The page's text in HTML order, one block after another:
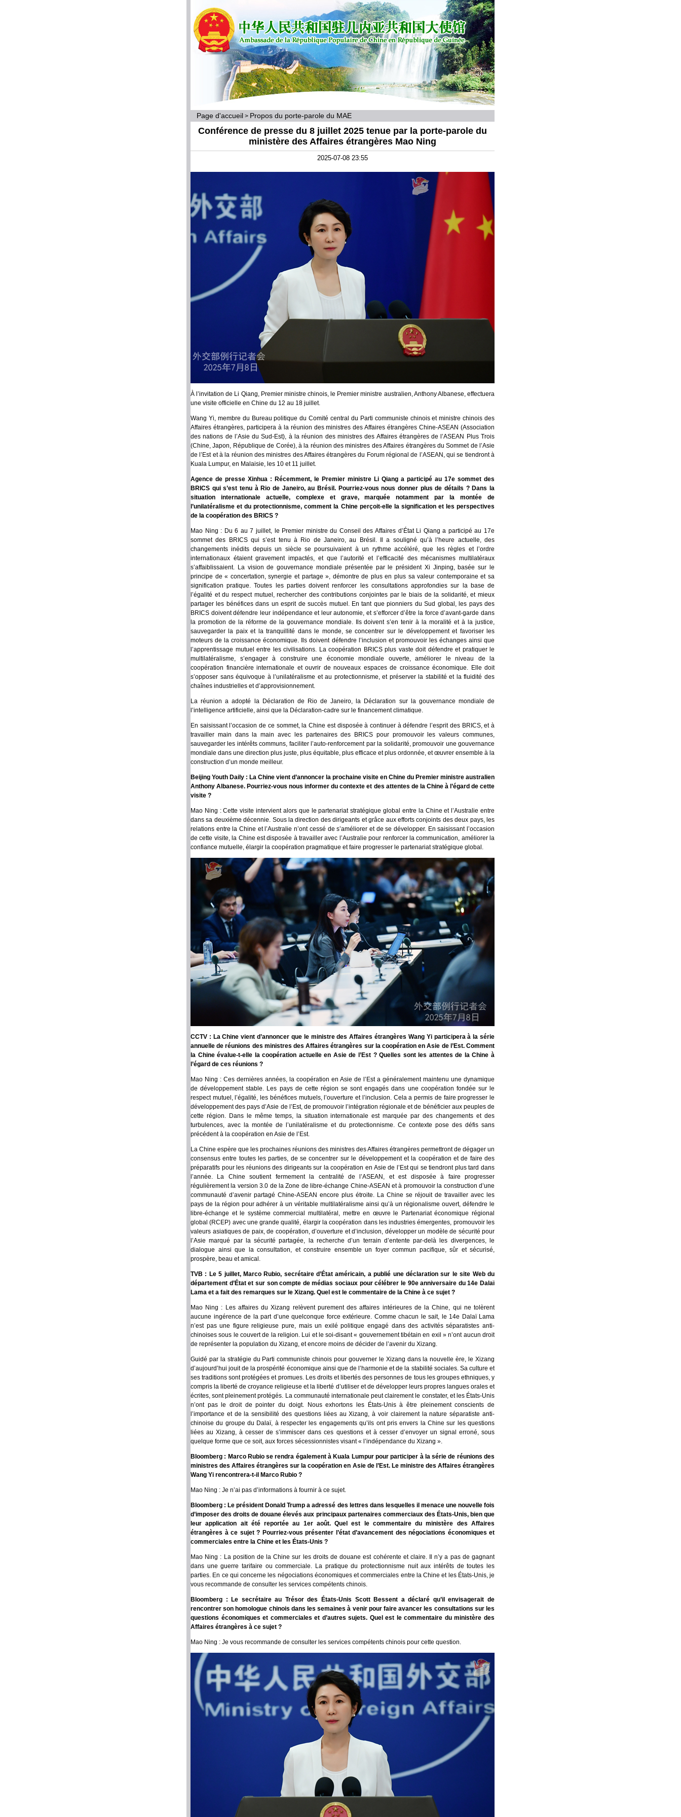
Page d'accueil > Propos du porte-parole du MAE
Conférence de presse du 8 juillet 2025 tenue par la porte-parole du
ministère des Affaires étrangères Mao Ning
2025-07-08 23:55
À l’invitation de Li Qiang, Premier ministre chinois, le Premier ministre australien, Anthony Albanese, effectuera
une visite officielle en Chine du 12 au 18 juillet.
Wang Yi, membre du Bureau politique du Comité central du Parti communiste chinois et ministre chinois des
Affaires étrangères, participera à la réunion des ministres des Affaires étrangères Chine-ASEAN (Association
des nations de l’Asie du Sud-Est), à la réunion des ministres des Affaires étrangères de l’ASEAN Plus Trois
(Chine, Japon, République de Corée), à la réunion des ministres des Affaires étrangères du Sommet de l’Asie
de l’Est et à la réunion des ministres des Affaires étrangères du Forum régional de l’ASEAN, qui se tiendront à
Kuala Lumpur, en Malaisie, les 10 et 11 juillet.
Agence de presse Xinhua : Récemment, le Premier ministre Li Qiang a participé au 17e sommet des
BRICS qui s’est tenu à Rio de Janeiro, au Brésil. Pourriez-vous nous donner plus de détails ? Dans la
situation internationale actuelle, complexe et grave, marquée notamment par la montée de
l’unilatéralisme et du protectionnisme, comment la Chine perçoit-elle la signification et les perspectives
de la coopération des BRICS ?
Mao Ning : Du 6 au 7 juillet, le Premier ministre du Conseil des Affaires d’État Li Qiang a participé au 17e
sommet des BRICS qui s’est tenu à Rio de Janeiro, au Brésil. Il a souligné qu’à l’heure actuelle, des
changements inédits depuis un siècle se poursuivaient à un rythme accéléré, que les règles et l’ordre
internationaux étaient gravement impactés, et que l’autorité et l’efficacité des mécanismes multilatéraux
s’affaiblissaient. La vision de gouvernance mondiale présentée par le président Xi Jinping, basée sur le
principe de « concertation, synergie et partage », démontre de plus en plus sa valeur contemporaine et sa
signification pratique. Toutes les parties doivent renforcer les consultations approfondies sur la base de
l’égalité et du respect mutuel, rechercher des contributions conjointes par le biais de la solidarité, et mieux
partager les bénéfices dans un esprit de succès mutuel. En tant que pionniers du Sud global, les pays des
BRICS doivent défendre leur indépendance et leur autonomie, et s’efforcer d’être la force d’avant-garde dans
la promotion de la réforme de la gouvernance mondiale. Ils doivent s’en tenir à la moralité et à la justice,
sauvegarder la paix et la tranquillité dans le monde, se concentrer sur le développement et favoriser les
moteurs de la croissance économique. Ils doivent défendre l’inclusion et promouvoir les échanges ainsi que
l’apprentissage mutuel entre les civilisations. La coopération BRICS plus vaste doit défendre et pratiquer le
multilatéralisme, s’engager à construire une économie mondiale ouverte, améliorer le niveau de la
coopération financière internationale et ouvrir de nouveaux espaces de croissance économique. Elle doit
s’opposer sans équivoque à l’unilatéralisme et au protectionnisme, et préserver la stabilité et la fluidité des
chaînes industrielles et d’approvisionnement.
La réunion a adopté la Déclaration de Rio de Janeiro, la Déclaration sur la gouvernance mondiale de
l’intelligence artificielle, ainsi que la Déclaration-cadre sur le financement climatique.
En saisissant l’occasion de ce sommet, la Chine est disposée à continuer à défendre l’esprit des BRICS, et à
travailler main dans la main avec les partenaires des BRICS pour promouvoir les valeurs communes,
sauvegarder les intérêts communs, faciliter l’auto-renforcement par la solidarité, promouvoir une gouvernance
mondiale dans une direction plus juste, plus équitable, plus efficace et plus ordonnée, et œuvrer ensemble à la
construction d’un monde meilleur.
Beijing Youth Daily : La Chine vient d’annoncer la prochaine visite en Chine du Premier ministre australien
Anthony Albanese. Pourriez-vous nous informer du contexte et des attentes de la Chine à l’égard de cette
visite ?
Mao Ning : Cette visite intervient alors que le partenariat stratégique global entre la Chine et l’Australie entre
dans sa deuxième décennie. Sous la direction des dirigeants et grâce aux efforts conjoints des deux pays, les
relations entre la Chine et l’Australie n’ont cessé de s’améliorer et de se développer. En saisissant l’occasion
de cette visite, la Chine est disposée à travailler avec l’Australie pour renforcer la communication, améliorer la
confiance mutuelle, élargir la coopération pragmatique et faire progresser le partenariat stratégique global.
CCTV : La Chine vient d’annoncer que le ministre des Affaires étrangères Wang Yi participera à la série
annuelle de réunions des ministres des Affaires étrangères sur la coopération en Asie de l’Est. Comment
la Chine évalue-t-elle la coopération actuelle en Asie de l’Est ? Quelles sont les attentes de la Chine à
l’égard de ces réunions ?
Mao Ning : Ces dernières années, la coopération en Asie de l’Est a généralement maintenu une dynamique
de développement stable. Les pays de cette région se sont engagés dans une coopération fondée sur le
respect mutuel, l’égalité, les bénéfices mutuels, l’ouverture et l’inclusion. Cela a permis de faire progresser le
développement des pays d’Asie de l’Est, de promouvoir l’intégration régionale et de bénéficier aux peuples de
cette région. Dans le même temps, la situation internationale est marquée par des changements et des
turbulences, avec la montée de l’unilatéralisme et du protectionnisme. Ce contexte pose des défis sans
précédent à la coopération en Asie de l’Est.
La Chine espère que les prochaines réunions des ministres des Affaires étrangères permettront de dégager un
consensus entre toutes les parties, de se concentrer sur le développement et la coopération et de faire des
préparatifs pour les réunions des dirigeants sur la coopération en Asie de l’Est qui se tiendront plus tard dans
l’année. La Chine soutient fermement la centralité de l’ASEAN, et est disposée à faire progresser
régulièrement la version 3.0 de la Zone de libre-échange Chine-ASEAN et à promouvoir la construction d’une
communauté d’avenir partagé Chine-ASEAN encore plus étroite. La Chine se réjouit de travailler avec les
pays de la région pour adhérer à un véritable multilatéralisme ainsi qu’à un régionalisme ouvert, défendre le
libre-échange et le système commercial multilatéral, mettre en œuvre le Partenariat économique régional
global (RCEP) avec une grande qualité, élargir la coopération dans les industries émergentes, promouvoir les
valeurs asiatiques de paix, de coopération, d’ouverture et d’inclusion, développer un modèle de sécurité pour
l’Asie marqué par la sécurité partagée, la recherche d’un terrain d’entente par-delà les divergences, le
dialogue ainsi que la consultation, et construire ensemble un foyer commun pacifique, sûr et sécurisé,
prospère, beau et amical.
TVB : Le 5 juillet, Marco Rubio, secrétaire d’État américain, a publié une déclaration sur le site Web du
département d’État et sur son compte de médias sociaux pour célébrer le 90e anniversaire du 14e Dalaï
Lama et a fait des remarques sur le Xizang. Quel est le commentaire de la Chine à ce sujet ?
Mao Ning : Les affaires du Xizang relèvent purement des affaires intérieures de la Chine, qui ne tolèrent
aucune ingérence de la part d’une quelconque force extérieure. Comme chacun le sait, le 14e Dalaï Lama
n’est pas une figure religieuse pure, mais un exilé politique engagé dans des activités séparatistes anti-
chinoises sous le couvert de la religion. Lui et le soi-disant « gouvernement tibétain en exil » n’ont aucun droit
de représenter la population du Xizang, et encore moins de décider de l’avenir du Xizang.
Guidé par la stratégie du Parti communiste chinois pour gouverner le Xizang dans la nouvelle ère, le Xizang
d’aujourd’hui jouit de la prospérité économique ainsi que de l’harmonie et de la stabilité sociales. Sa culture et
ses traditions sont protégées et promues. Les droits et libertés des personnes de tous les groupes ethniques, y
compris la liberté de croyance religieuse et la liberté d’utiliser et de développer leurs propres langues orales et
écrites, sont pleinement protégés. La communauté internationale peut clairement le constater, et les États-Unis
n’ont pas le droit de pointer du doigt. Nous exhortons les États-Unis à être pleinement conscients de
l’importance et de la sensibilité des questions liées au Xizang, à voir clairement la nature séparatiste anti-
chinoise du groupe du Dalaï, à respecter les engagements qu’ils ont pris envers la Chine sur les questions
liées au Xizang, à cesser de s’immiscer dans ces questions et à cesser d’envoyer un signal erroné, sous
quelque forme que ce soit, aux forces sécessionnistes visant « l’indépendance du Xizang ».
Bloomberg : Marco Rubio se rendra également à Kuala Lumpur pour participer à la série de réunions des
ministres des Affaires étrangères sur la coopération en Asie de l’Est. Le ministre des Affaires étrangères
Wang Yi rencontrera-t-il Marco Rubio ?
Mao Ning : Je n’ai pas d’informations à fournir à ce sujet.
Bloomberg : Le président Donald Trump a adressé des lettres dans lesquelles il menace une nouvelle fois
d’imposer des droits de douane élevés aux principaux partenaires commerciaux des États-Unis, bien que
leur application ait été reportée au 1er août. Quel est le commentaire du ministère des Affaires
étrangères à ce sujet ? Pourriez-vous présenter l’état d’avancement des négociations économiques et
commerciales entre la Chine et les États-Unis ?
Mao Ning : La position de la Chine sur les droits de douane est cohérente et claire. Il n’y a pas de gagnant
dans une guerre tarifaire ou commerciale. La pratique du protectionnisme nuit aux intérêts de toutes les
parties. En ce qui concerne les négociations économiques et commerciales entre la Chine et les États-Unis, je
vous recommande de consulter les services compétents chinois.
Bloomberg : Le secrétaire au Trésor des États-Unis Scott Bessent a déclaré qu’il envisagerait de
rencontrer son homologue chinois dans les semaines à venir pour faire avancer les consultations sur les
questions économiques et commerciales et d’autres sujets. Quel est le commentaire du ministère des
Affaires étrangères à ce sujet ?
Mao Ning : Je vous recommande de consulter les services compétents chinois pour cette question.